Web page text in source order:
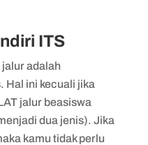
ITS
jalur adalah
Hal ini kecuali jika
jalur beasiswa
dua jenis). Jika
kamu tidak perlu